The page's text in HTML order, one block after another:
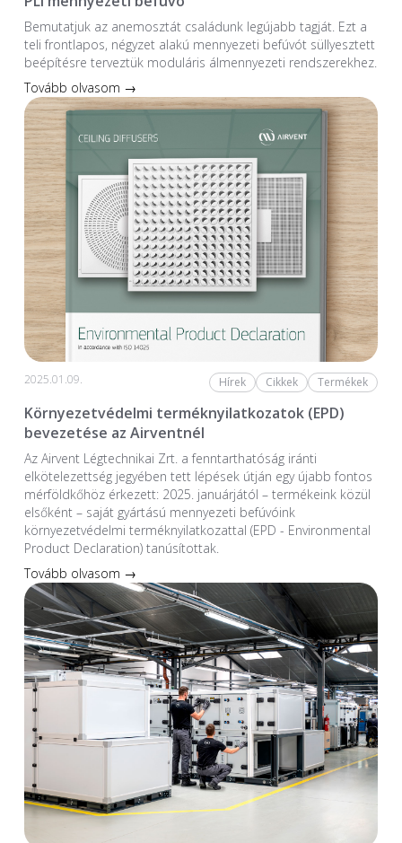
Bemutatjuk az anemosztát családunk legújabb tagját. Ezt a
teli frontlapos, négyzet alakú mennyezeti befúvót süllyesztett
beépítésre terveztük moduláris álmennyezeti rendszerekhez.
Tovább olvasom →
2025.01.09. Hírek Cikkek Termékek
Környezetvédelmi terméknyilatkozatok (EPD)
bevezetése az Airventnél
Az Airvent Légtechnikai Zrt. a fenntarthatóság iránti
elkötelezettség jegyében tett lépések útján egy újabb fontos
mérföldkőhöz érkezett: 2025. januárjától – termékeink közül
elsőként – saját gyártású mennyezeti befúvóink
környezetvédelmi terméknyilatkozattal (EPD - Environmental
Product Declaration) tanúsítottak.
Tovább olvasom →